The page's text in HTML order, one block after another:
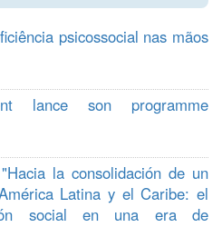
psicossocial nas mãos
lance son programme
la consolidación de un
Latina y el Caribe: el
social en una era de